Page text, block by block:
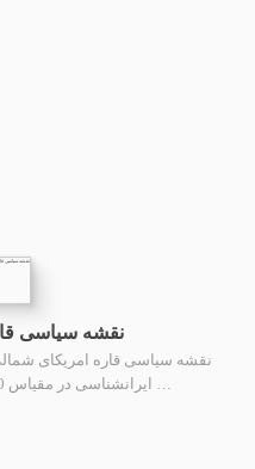
نقشه سیاسی
نقشه سیاسی قاره امریکای
ایرانشناسی در مقیاس 1:11.400.000 در اندازه 100*70 …